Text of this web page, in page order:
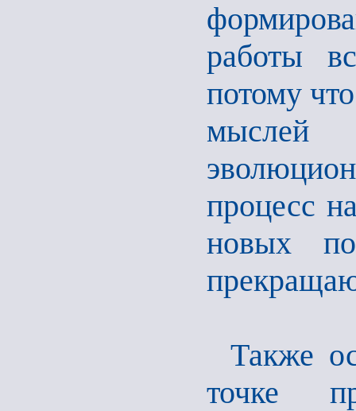
работы
потому
мыслей
процесс
новых
Также
точке